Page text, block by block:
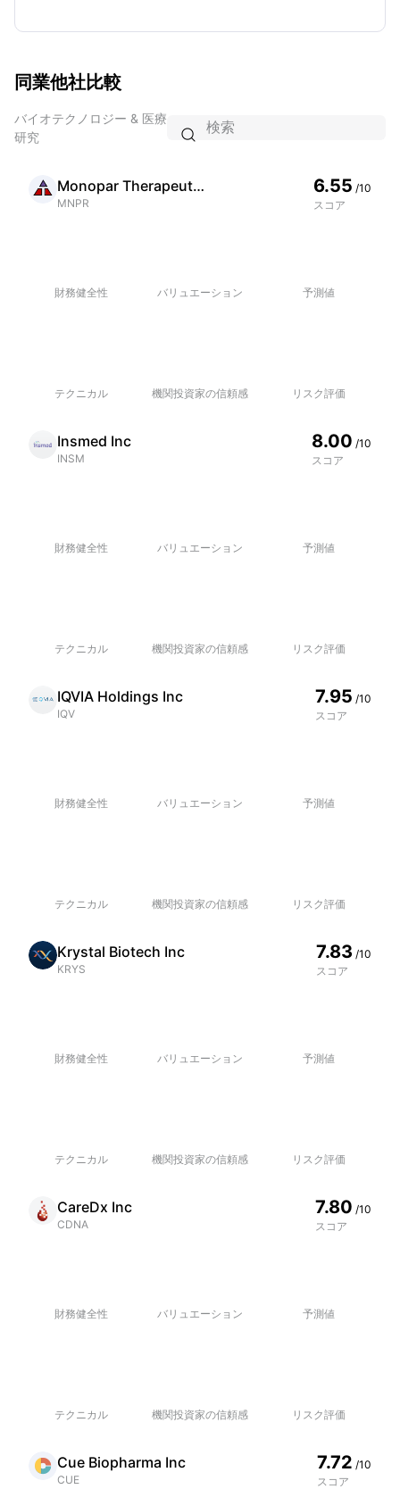
同業他社比較
バイオテクノロジー & 医療
研究

Monopar Therapeutics Inc
MNPR
6.55 /10
スコア
財務健全性 バリュエーション 予測値
テクニカル 機関投資家の信頼感 リスク評価
Insmed Inc
INSM
8.00 /10
スコア
財務健全性 バリュエーション 予測値
テクニカル 機関投資家の信頼感 リスク評価
IQVIA Holdings Inc
IQV
7.95 /10
スコア
財務健全性 バリュエーション 予測値
テクニカル 機関投資家の信頼感 リスク評価
Krystal Biotech Inc
KRYS
7.83 /10
スコア
財務健全性 バリュエーション 予測値
テクニカル 機関投資家の信頼感 リスク評価
CareDx Inc
CDNA
7.80 /10
スコア
財務健全性 バリュエーション 予測値
テクニカル 機関投資家の信頼感 リスク評価
Cue Biopharma Inc
CUE
7.72 /10
スコア